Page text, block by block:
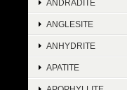
ANDRADITE
ANGLESITE
ANHYDRITE
APATITE